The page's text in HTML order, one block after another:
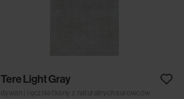
Tere Light Gray
dywan | ręcznie tkany z naturalnych surowców